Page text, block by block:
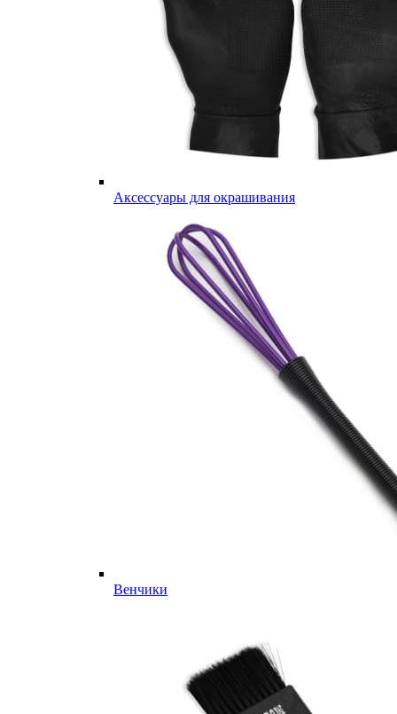
Аксессуары для окрашивания
Венчики